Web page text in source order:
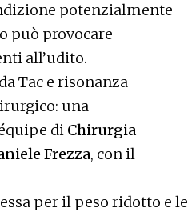
potenzialmente
può provocare
all’udito.
Tac e risonanza
una
di Chirurgia
Frezza, con il
per il peso ridotto e le